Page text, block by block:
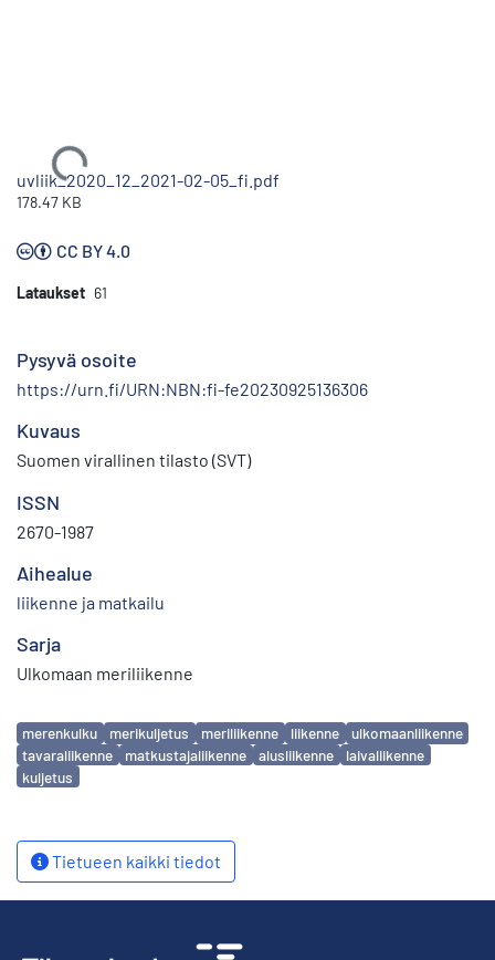
Ladataan...
uvliik_2020_12_2021-02-05_fi.pdf
178.47 KB
CC BY 4.0
Lataukset 61
Pysyvä osoite
https://urn.fi/URN:NBN:fi-fe20230925136306
Kuvaus
Suomen virallinen tilasto (SVT)
ISSN
2670-1987
Aihealue
liikenne ja matkailu
Sarja
Ulkomaan meriliikenne
Avainsanat
merenkulku merikuljetus meriliikenne liikenne
ulkomaanliikenne
tavaraliikenne
matkustajaliikenne alusliikenne
laivaliikenne
kuljetus
Tietueen kaikki tiedot